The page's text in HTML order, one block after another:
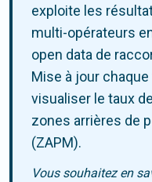
exploite les
multi-opérateurs
open data de
Mise à jour
visualiser le taux
zones arrières de
(ZAPM).
Vous souhaitez en